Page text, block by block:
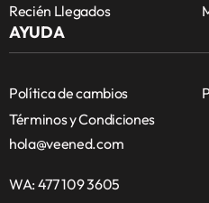
Recién Llegados
AYUDA
Política de cambios
Términos y Condiciones
hola@veened.com
WA: 477 109 3605